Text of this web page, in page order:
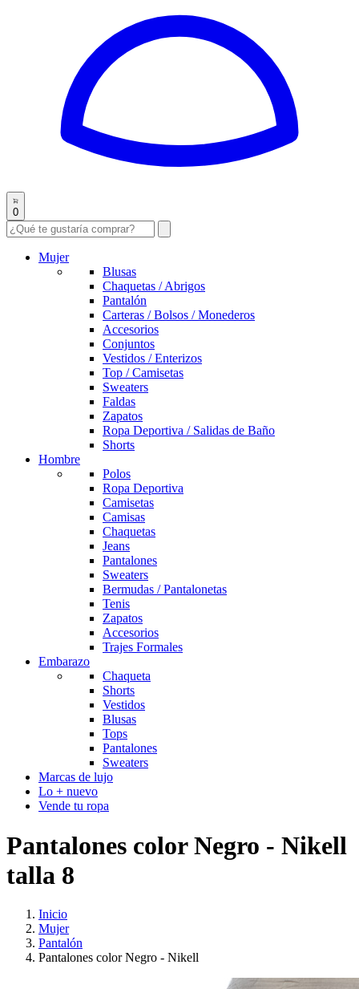
0
Mujer
Blusas
Chaquetas / Abrigos
Pantalón
Carteras / Bolsos / Monederos
Accesorios
Conjuntos
Vestidos / Enterizos
Top / Camisetas
Sweaters
Faldas
Zapatos
Ropa Deportiva / Salidas de Baño
Shorts
Hombre
Polos
Ropa Deportiva
Camisetas
Camisas
Chaquetas
Jeans
Pantalones
Sweaters
Bermudas / Pantalonetas
Tenis
Zapatos
Accesorios
Trajes Formales
Embarazo
Chaqueta
Shorts
Vestidos
Blusas
Tops
Pantalones
Sweaters
Marcas de lujo
Lo + nuevo
Vende tu ropa
Pantalones color Negro - Nikell
talla 8
Inicio
Mujer
Pantalón
Pantalones color Negro - Nikell